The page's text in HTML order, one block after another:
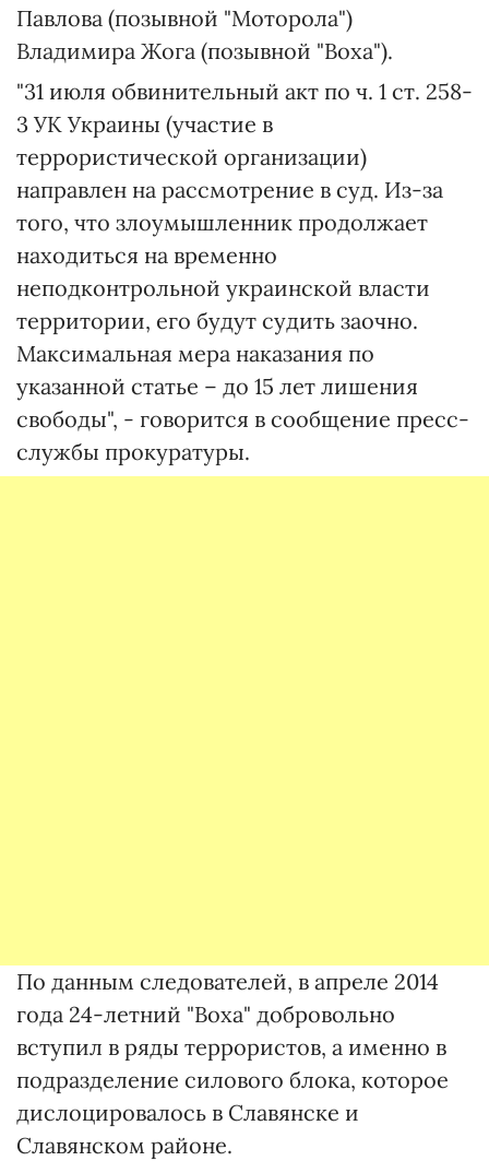
Павлова (позывной "Моторола")
Владимира Жога (позывной "Воха").
"31 июля обвинительный акт по ч. 1 ст. 258-
3 УК Украины (участие в
террористической организации)
направлен на рассмотрение в суд. Из-за
того, что злоумышленник продолжает
находиться на временно
неподконтрольной украинской власти
территории, его будут судить заочно.
Максимальная мера наказания по
указанной статье – до 15 лет лишения
свободы", - говорится в сообщение пресс-
службы прокуратуры.
По данным следователей, в апреле 2014
года 24-летний "Воха" добровольно
вступил в ряды террористов, а именно в
подразделение силового блока, которое
дислоцировалось в Славянске и
Славянском районе.